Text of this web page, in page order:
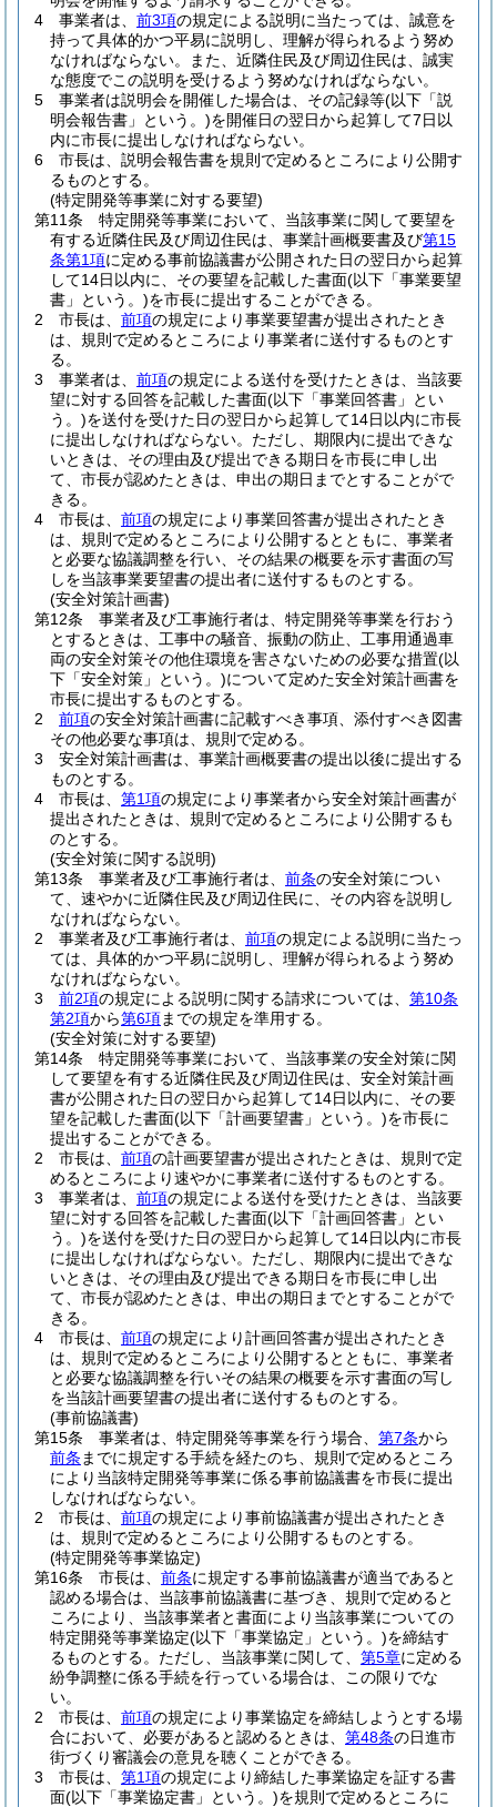
4
事業者は、 前3項の規定による説明に当たっては、誠意を
持って具体的かつ平易に説明し、理解が得られるよう努め
なければならない。
また、近隣住民及び周辺住民は、誠実
な態度でこの説明を受けるよう努めなければならない。
5
事業者は説明会を開催した場合は、その記録等(以下「説
明会報告書」という。)を開催日の翌日から起算して7日以
内に市長に提出しなければならない。
6
市長は、説明会報告書を規則で定めるところにより公開す
るものとする。
(特定開発等事業に対する要望)
第11条
特定開発等事業において、当該事業に関して要望を
有する近隣住民及び周辺住民は、事業計画概要書及び第15
条第1項に定める事前協議書が公開された日の翌日から起算
して14日以内に、その要望を記載した書面(以下「事業要望
書」という。)を市長に提出することができる。
2
市長は、 前項の規定により事業要望書が提出されたとき
は、規則で定めるところにより事業者に送付するものとす
る。
3
事業者は、 前項の規定による送付を受けたときは、当該要
望に対する回答を記載した書面(以下「事業回答書」とい
う。)を送付を受けた日の翌日から起算して14日以内に市長
に提出しなければならない。 ただし、期限内に提出できな
いときは、その理由及び提出できる期日を市長に申し出
て、市長が認めたときは、申出の期日までとすることがで
きる。
4
市長は、 前項の規定により事業回答書が提出されたとき
は、規則で定めるところにより公開するとともに、事業者
と必要な協議調整を行い、その結果の概要を示す書面の写
しを当該事業要望書の提出者に送付するものとする。
(安全対策計画書)
第12条
事業者及び工事施行者は、特定開発等事業を行おう
とするときは、工事中の騒音、振動の防止、工事用通過車
両の安全対策その他住環境を害さないための必要な措置(以
下「安全対策」という。)について定めた安全対策計画書を
市長に提出するものとする。
2
前項の安全対策計画書に記載すべき事項、添付すべき図書
その他必要な事項は、規則で定める。
3
安全対策計画書は、事業計画概要書の提出以後に提出する
ものとする。
4
市長は、 第1項の規定により事業者から安全対策計画書が
提出されたときは、規則で定めるところにより公開するも
のとする。
(安全対策に関する説明)
第13条
事業者及び工事施行者は、 前条の安全対策につい
て、速やかに近隣住民及び周辺住民に、その内容を説明し
なければならない。
2
事業者及び工事施行者は、 前項の規定による説明に当たっ
ては、具体的かつ平易に説明し、理解が得られるよう努め
なければならない。
3
前2項の規定による説明に関する請求については、 第10条
第2項から第6項までの規定を準用する。
(安全対策に対する要望)
第14条
特定開発等事業において、当該事業の安全対策に関
して要望を有する近隣住民及び周辺住民は、安全対策計画
書が公開された日の翌日から起算して14日以内に、その要
望を記載した書面(以下「計画要望書」という。)を市長に
提出することができる。
2
市長は、 前項の計画要望書が提出されたときは、規則で定
めるところにより速やかに事業者に送付するものとする。
3
事業者は、 前項の規定による送付を受けたときは、当該要
望に対する回答を記載した書面(以下「計画回答書」とい
う。)を送付を受けた日の翌日から起算して14日以内に市長
に提出しなければならない。 ただし、期限内に提出できな
いときは、その理由及び提出できる期日を市長に申し出
て、市長が認めたときは、申出の期日までとすることがで
きる。
4
市長は、 前項の規定により計画回答書が提出されたとき
は、規則で定めるところにより公開するとともに、事業者
と必要な協議調整を行いその結果の概要を示す書面の写し
を当該計画要望書の提出者に送付するものとする。
(事前協議書)
第15条
事業者は、特定開発等事業を行う場合、 第7条から
前条 までに規定する手続を経たのち、規則で定めるところ
により当該特定開発等事業に係る事前協議書を市長に提出
しなければならない。
2
市長は、 前項の規定により事前協議書が提出されたとき
は、規則で定めるところにより公開するものとする。
(特定開発等事業協定)
第16条
市長は、 前条に規定する事前協議書が適当であると
認める場合は、当該事前協議書に基づき、規則で定めると
ころにより、当該事業者と書面により当該事業についての
特定開発等事業協定(以下「事業協定」という。)を締結す
るものとする。 ただし、当該事業に関して、 第5章に定める
紛争調整に係る手続を行っている場合は、この限りでな
い。
2
市長は、 前項の規定により事業協定を締結しようとする場
合において、必要があると認めるときは、 第48条の日進市
街づくり審議会の意見を聴くことができる。
3
市長は、 第1項の規定により締結した事業協定を証する書
面(以下「事業協定書」という。)を規則で定めるところに